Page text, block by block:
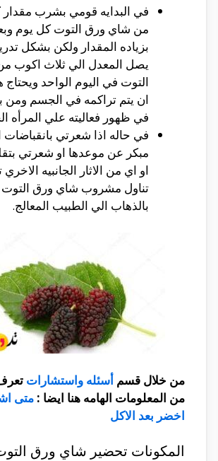
في البدايه قومي بشرب
من شاي ورق التوت كل يوم
بزياده المقدار ولكن بشكل
يصل المعدل الي ثلاث اكوب
التوت في اليوم الواحد ويحتاج
ان يتم تراكمه في الجسم ومن
في ظهور فعاليته علي المرأه
في حاله اذا شعرتي
مبكر عن موعدها او شعرتي
او اي من الاثار الجانبيه
تناول مشروب شاي ورق التوت
بالذهاب الي الطبيب المعالج.
من خلال قسم أسئله واستشارات
من المعلومات الهامه هنا ايضا : متى
اخضر بعد الاكل
المكونات تحضير شاي ورق